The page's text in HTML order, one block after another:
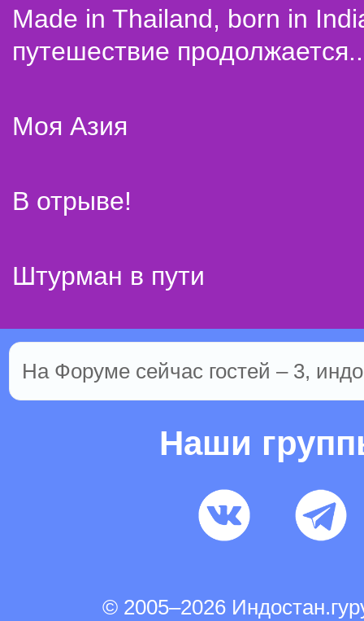
Made in Thailand, born in
путешествие
Моя Азия
В отрыве!
Штурман в пути
На Форуме сейчас гостей – 3,
Наши
© 2005–2026